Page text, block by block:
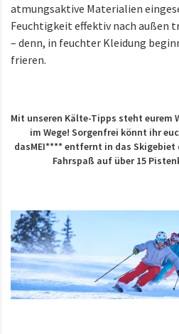
atmungsaktive Materialien
Feuchtigkeit effektiv nach außen
– denn, in feuchter Kleidung
frieren.
Mit unseren Kälte-Tipps steht eurem
im Wege! Sorgenfrei könnt ihr
dasMEI**** entfernt in das
Fahrspaß auf über 15